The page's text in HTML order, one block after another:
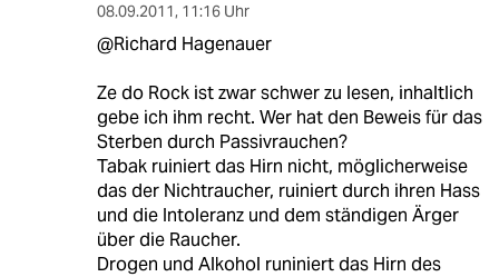
08.09.2011, 11:16 Uhr
@Richard Hagenauer
Ze do Rock ist zwar schwer zu lesen, inhaltlich
gebe ich ihm recht. Wer hat den Beweis für das
Sterben durch Passivrauchen?
Tabak ruiniert das Hirn nicht, möglicherweise
das der Nichtraucher, ruiniert durch ihren Hass
und die Intoleranz und dem ständigen Ärger
über die Raucher.
Drogen und Alkohol runiniert das Hirn des